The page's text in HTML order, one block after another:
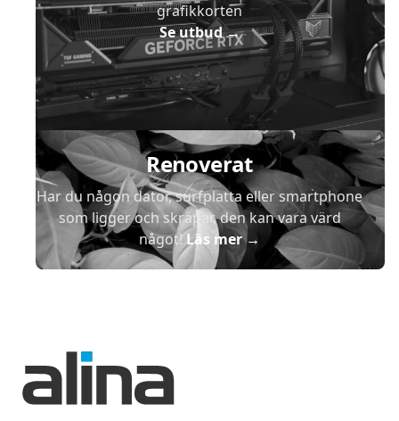
grafikkorten
Se utbud→
Renoverat
Har du någon dator, surfplatta eller smartphone
som ligger och skräpar, den kan vara värd
något!Läs mer→